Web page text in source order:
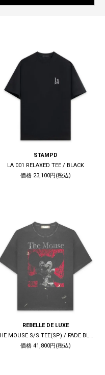
STAMPD
LA 001 RELAXED TEE / BLACK
価格 23,100円(税込)
REBELLE DE LUXE
THE MOUSE S/S TEE(SP) / FADE BLACK
価格 41,800円(税込)